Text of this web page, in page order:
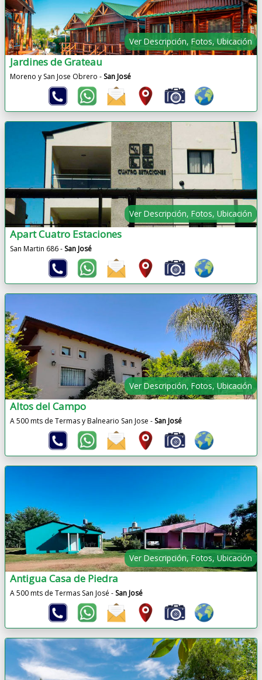
Ver Descripción, Fotos, Ubicación
Jardines de Grateau
Moreno y San Jose Obrero - San José
Ver Descripción, Fotos, Ubicación
Apart Cuatro Estaciones
San Martin 686 - San José
Ver Descripción, Fotos, Ubicación
Altos del Campo
A 500 mts de Termas y Balneario San Jose - San José
Ver Descripción, Fotos, Ubicación
Antigua Casa de Piedra
A 500 mts de Termas San José - San José